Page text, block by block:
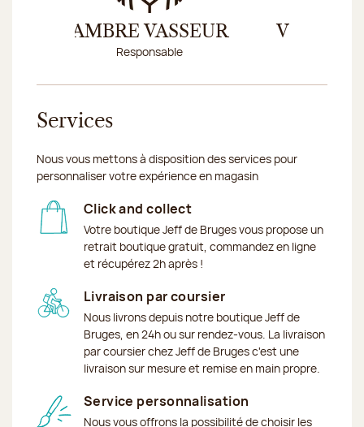
AMBRE VASSEUR
Responsable
VINCENT
Services
Nous vous mettons à disposition des services pour
personnaliser votre expérience en magasin
Click and collect
Votre boutique Jeff de Bruges vous propose un
retrait boutique gratuit, commandez en ligne
et récupérez 2h après !
Livraison par coursier
Nous livrons depuis notre boutique Jeff de
Bruges, en 24h ou sur rendez-vous. La livraison
par coursier chez Jeff de Bruges c'est une
livraison sur mesure et remise en main propre.
Service personnalisation
Nous vous offrons la possibilité de choisir les